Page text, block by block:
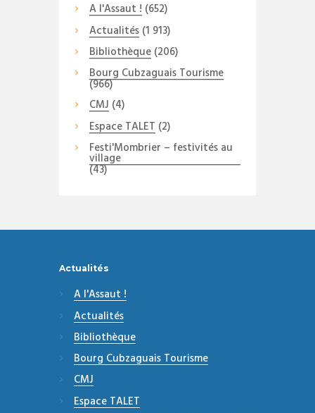
A l'Assaut ! (652)
Actualités(1 913)
Bibliothèque(206)
Bourg Cubzaguais Tourisme
(966)
CMJ (4)
Espace TALET (2)
Festi'Mombrier – festivités au
village
(43)
Actualités
A l'Assaut !
Actualités
Bibliothèque
Bourg Cubzaguais Tourisme
CMJ
Espace TALET